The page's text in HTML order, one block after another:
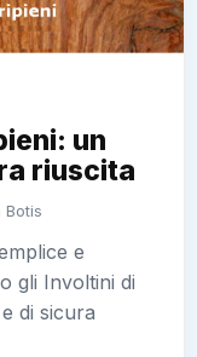
un
riuscita
Botis
e
gli Involtini di
di sicura